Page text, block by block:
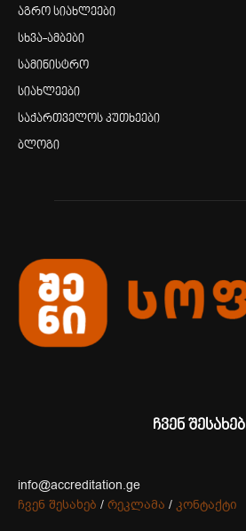
აგრო სიახლეები
სხვა-ამბები
სამინისტრო
სიახლეები
საქართველოს კუთხეები
ბლოგი
ჩვენ შესახებ
info@accreditation.ge
ჩვენ შესახებ / რეკლამა / კონტაქტი